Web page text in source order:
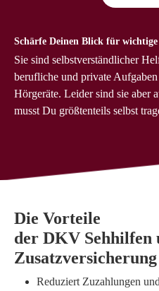
Schärfe Deinen Blick für wichtige
Sie sind selbstverständlicher
berufliche und private
Hörgeräte. Leider sind sie aber
musst Du größtenteils selbst
Die Vorteile
der DKV Sehhilfen
Zusatzversicherung
Reduziert Zuzahlungen